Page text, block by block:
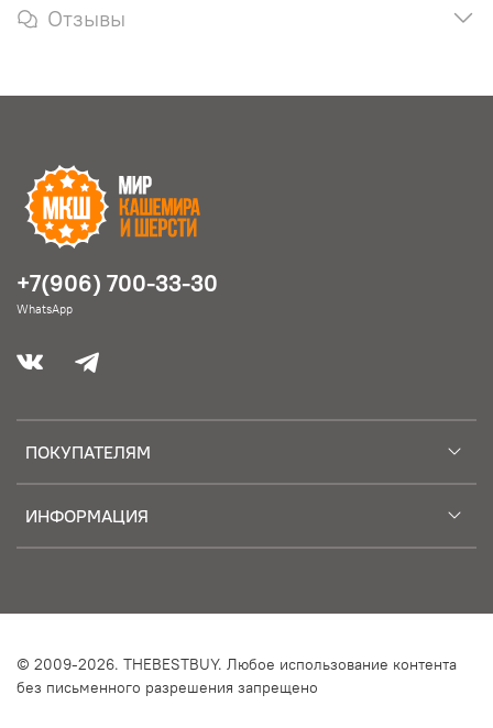
Отзывы
ПОКУПАТЕЛЯМ
ИНФОРМАЦИЯ
+7(906) 700-33-30
WhatsApp
© 2009-2026. THEBESTBUY. Любое использование контента
без письменного разрешения запрещено